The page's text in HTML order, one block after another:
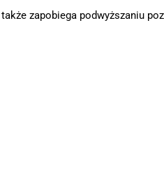
zapobiega podwyższaniu